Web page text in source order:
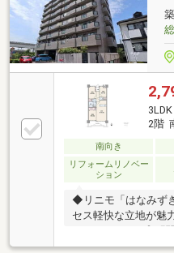
い風が通り抜ける3
暮らせるペット飼育
荷物の受取が可能な
2階
南向き
リフォームリノベー
ション
◆リニモ「はなみず
セス軽快な立地が魅
のレイアウトとなっ